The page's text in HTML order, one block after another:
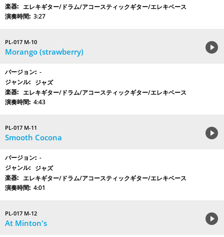
エレキギター/ドラム/アコースティックギター/エレキベース
3:27
PL-017 M-10
Morango (strawberry)
-
ジャズ
エレキギター/ドラム/アコースティックギター/エレキベース
4:43
PL-017 M-11
Smooth Cocona
-
ジャズ
エレキギター/ドラム/アコースティックギター/エレキベース
4:01
PL-017 M-12
At Minton's